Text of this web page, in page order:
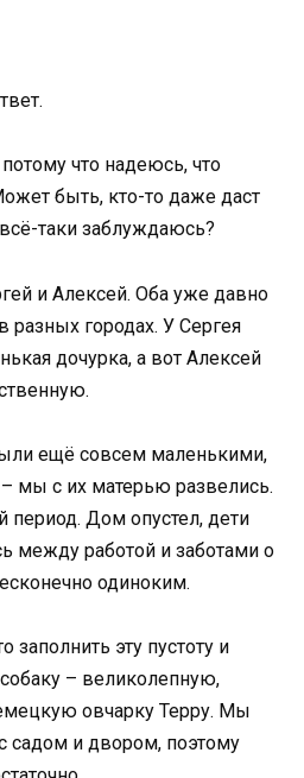
что надеюсь, что
быть, кто-то даже даст
таки заблуждаюсь?
и Алексей. Оба уже давно
разных городах. У Сергея
дочурка, а вот Алексей
ещё совсем маленькими,
мы с их матерью развелись.
период. Дом опустел, дети
между работой и заботами о
одиноким.
заполнить эту пустоту и
– великолепную,
овчарку Терру. Мы
садом и двором, поэтому